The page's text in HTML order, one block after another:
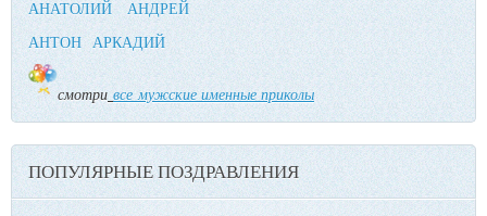
АНАТОЛИЙ
АНДРЕЙ
АНТОН АРКАДИЙ
смотри все мужские именные приколы
ПОПУЛЯРНЫЕ ПОЗДРАВЛЕНИЯ